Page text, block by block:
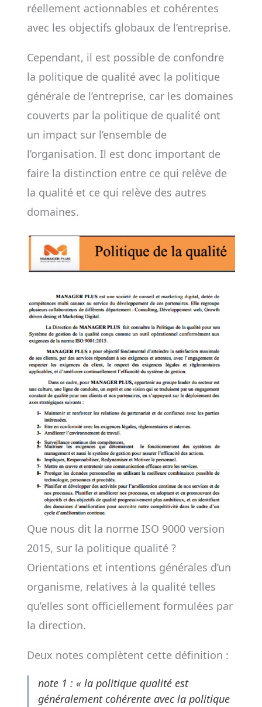
réellement actionnables et cohérentes
avec les objectifs globaux de l’entreprise.
Cependant, il est possible de confondre
la politique de qualité avec la politique
générale de l’entreprise, car les domaines
couverts par la politique de qualité ont
un impact sur l’ensemble de
l’organisation. Il est donc important de
faire la distinction entre ce qui relève de
la qualité et ce qui relève des autres
domaines.
Que nous dit la norme ISO 9000 version
2015, sur la politique qualité ?
Orientations et intentions générales d’un
organisme, relatives à la qualité telles
qu’elles sont officiellement formulées par
la direction.
Deux notes complètent cette définition :
note 1 : « la politique qualité est
généralement cohérente avec la politique